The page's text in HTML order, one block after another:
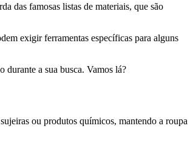
das famosas listas de materiais, que são
exigir ferramentas específicas para alguns
durante a sua busca. Vamos lá?
ou produtos químicos, mantendo a roupa